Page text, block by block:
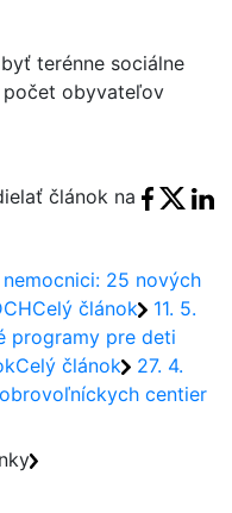
terénne sociálne
počet obyvateľov
článok na
X Tweet
25 nových
Celý článok
11. 5.
programy pre deti
Celý článok
27. 4.
centier